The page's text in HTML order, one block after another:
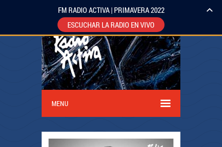
MENU
FM RADIO ACTIVA | PRIMAVERA 2022
ESCUCHAR LA RADIO EN VIVO